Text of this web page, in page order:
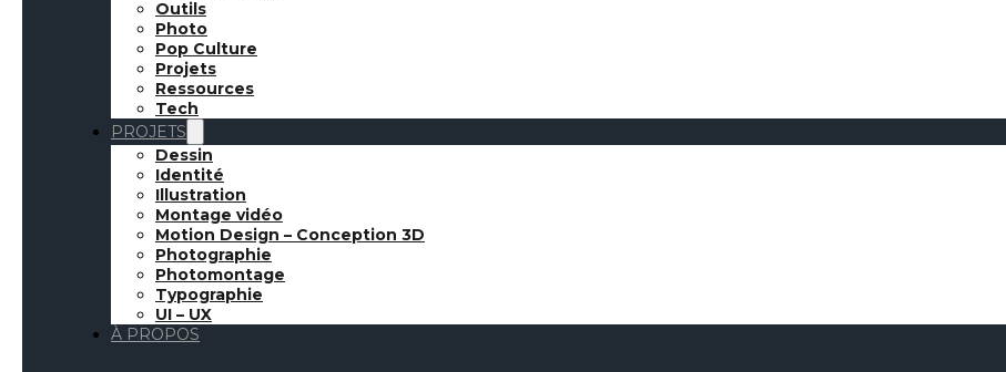
Outils
Photo
Pop Culture
Projets
Ressources
Tech
PROJETS
Dessin
Identité
Illustration
Montage vidéo
Motion Design – Conception 3D
Photographie
Photomontage
Typographie
UI – UX
À PROPOS